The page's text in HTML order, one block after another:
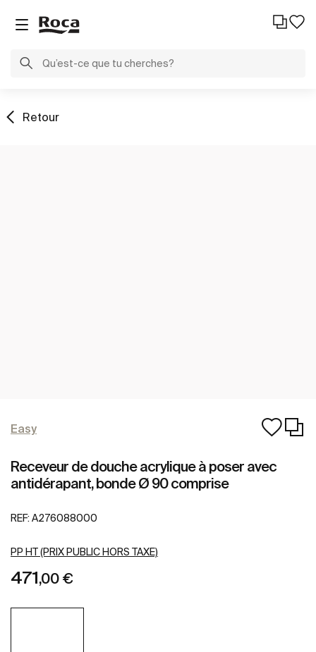
Retour
Easy
Receveur de douche acrylique à poser avec
antidérapant, bonde Ø 90 comprise
REF: A276088000
PP HT (PRIX PUBLIC HORS TAXE)
471,00 €